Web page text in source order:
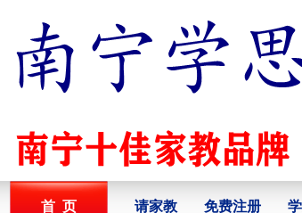
首 页 请家教 免费注册